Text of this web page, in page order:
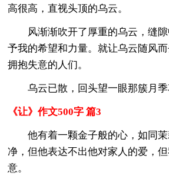
高很高，直视头顶的乌云。
风渐渐吹开了厚重的乌云，缝隙
予我的希望和力量。就让乌云随风
拥抱失意的人们。
乌云已散，回头望一眼那簇月季
《让》作文500字 篇3
他有着一颗金子般的心，如同茉
净，但他表达不出他对家人的爱，
意。